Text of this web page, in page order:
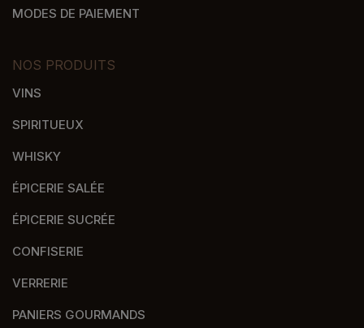
MODES DE PAIEMENT
NOS PRODUITS
VINS
SPIRITUEUX
WHISKY
ÉPICERIE SALÉE
ÉPICERIE SUCRÉE
CONFISERIE
VERRERIE
PANIERS GOURMANDS